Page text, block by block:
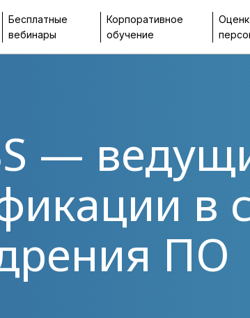
Бесплатные
вебинары
Корпоративное
обучение
—
в
ПО